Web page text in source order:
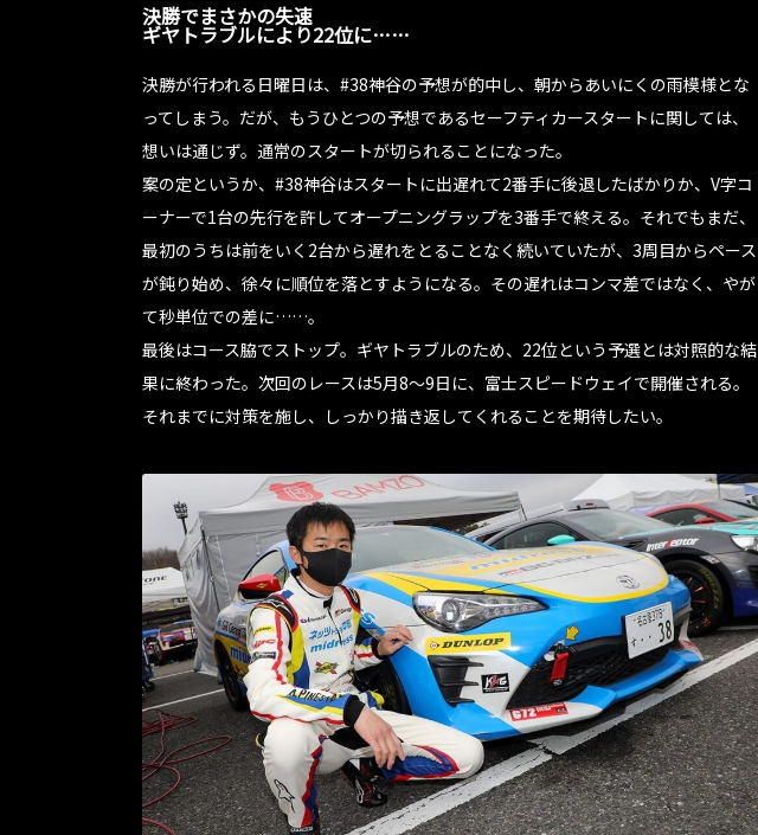
決勝でまさかの失速
ギヤトラブルにより22位に……
決勝が行われる日曜日は、#38神谷の予想が的中し、朝からあいにくの雨模様とな
ってしまう。だが、もうひとつの予想であるセーフティカースタートに関しては、
想いは通じず。通常のスタートが切られることになった。
案の定というか、#38神谷はスタートに出遅れて2番手に後退したばかりか、V字コ
ーナーで1台の先行を許してオープニングラップを3番手で終える。それでもまだ、
最初のうちは前をいく2台から遅れをとることなく続いていたが、3周目からペース
が鈍り始め、徐々に順位を落とすようになる。その遅れはコンマ差ではなく、やが
て秒単位での差に……。
最後はコース脇でストップ。ギヤトラブルのため、22位という予選とは対照的な結
果に終わった。次回のレースは5月8〜9日に、富士スピードウェイで開催される。
それまでに対策を施し、しっかり描き返してくれることを期待したい。